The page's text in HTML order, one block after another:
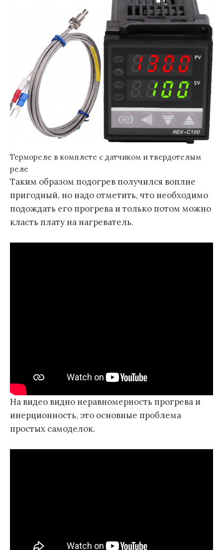
Термореле в комплете с датчиком и твердотелым
реле
Таким образом подогрев получился воплне
пригодный, но надо отметить, что необходимо
подождать его прогрева и только потом можно
класть плату на нагреватель.
На видео видно неравномерность прогрева и
инерционность, это основные проблема
простых самоделок.